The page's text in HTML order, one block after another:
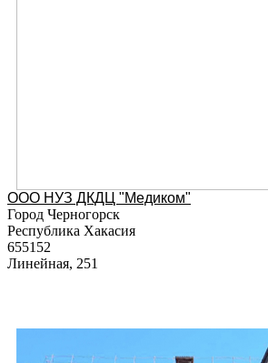
ООО НУЗ ДКДЦ "Медиком"
Город Черногорск
Республика Хакасия
655152
Линейная, 251